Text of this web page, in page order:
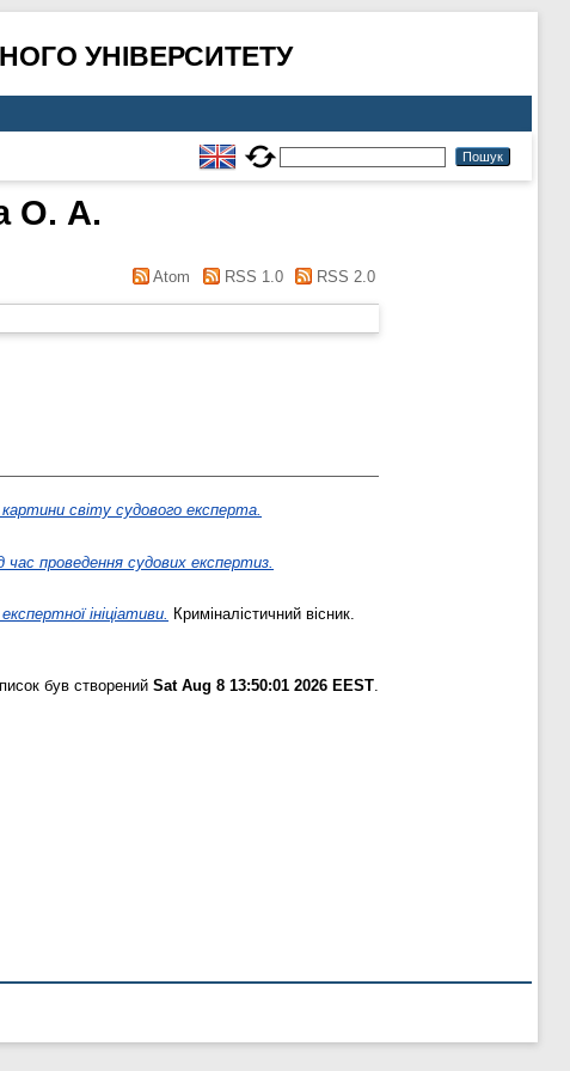
УНІВЕРСИТЕТУ
О. А.
Atom RSS 1.0 RSS 2.0
світу судового експерта.
час проведення судових експертиз.
ініціативи.
Криміналістичний вісник.
був створений Sat Aug 8 13:50:01 2026 EEST